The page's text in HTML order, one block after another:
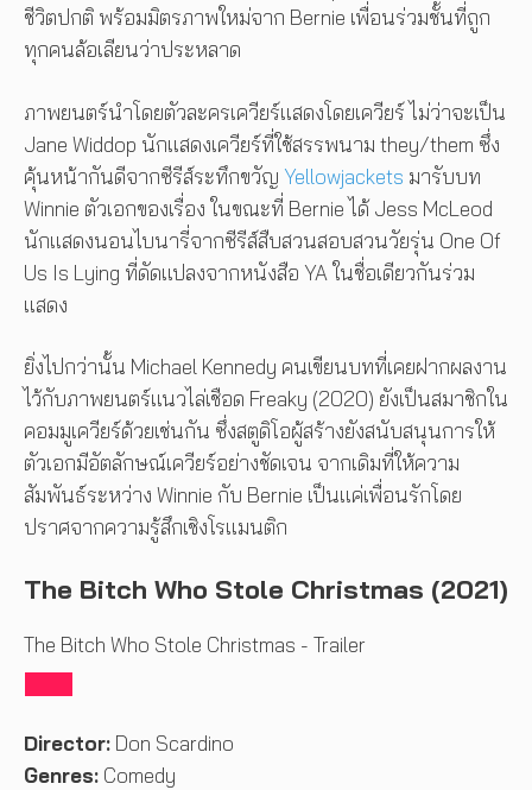
ชีวิตปกติ พร้อมมิตรภาพใหม่จาก Bernie เพื่อนร่วมชั้นที่ถูก
ทุกคนล้อเลียนว่าประหลาด
ภาพยนตร์นำโดยตัวละครเควียร์แสดงโดยเควียร์ ไม่ว่าจะเป็น
Jane Widdop นักแสดงเควียร์ที่ใช้สรรพนาม they/them ซึ่ง
คุ้นหน้ากันดีจากซีรีส์ระทึกขวัญ Yellowjackets มารับบท
Winnie ตัวเอกของเรื่อง ในขณะที่ Bernie ได้ Jess McLeod
นักแสดงนอนไบนารี่จากซีรีส์สืบสวนสอบสวนวัยรุ่น One Of
Us Is Lying ที่ดัดแปลงจากหนังสือ YA ในชื่อเดียวกันร่วม
แสดง
ยิ่งไปกว่านั้น Michael Kennedy คนเขียนบทที่เคยฝากผลงาน
ไว้กับภาพยนตร์แนวไล่เชือด Freaky (2020) ยังเป็นสมาชิกใน
คอมมูเควียร์ด้วยเช่นกัน ซึ่งสตูดิโอผู้สร้างยังสนับสนุนการให้
ตัวเอกมีอัตลักษณ์เควียร์อย่างชัดเจน จากเดิมที่ให้ความ
สัมพันธ์ระหว่าง Winnie กับ Bernie เป็นแค่เพื่อนรักโดย
ปราศจากความรู้สึกเชิงโรแมนติก
The Bitch Who Stole Christmas (2021)
The Bitch Who Stole Christmas - Trailer
Director: Don Scardino
Genres: Comedy